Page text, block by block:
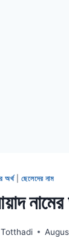
অর্থ|ছেলেদের নাম
Totthadi